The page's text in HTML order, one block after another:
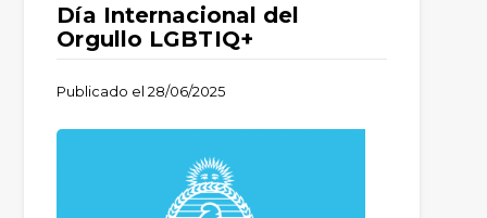
Día Internacional del
Orgullo LGBTIQ+
Publicado el28/06/2025